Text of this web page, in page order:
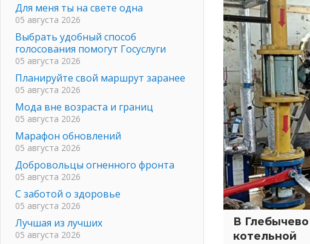
В
котельной
Для меня ты на свете одна
05 августа 2026
Выбрать удобный способ
голосования помогут Госуслуги
05 августа 2026
Планируйте свой маршрут заранее
05 августа 2026
Мода вне возраста и границ
05 августа 2026
Марафон обновлений
05 августа 2026
Добровольцы огненного фронта
05 августа 2026
С заботой о здоровье
05 августа 2026
Лучшая из лучших
05 августа 2026